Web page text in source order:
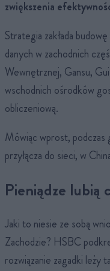
zwiększenia
Strategia zakłada
danych w zachodnich
Wewnętrznej, Gansu,
wschodnich ośrodków
obliczeniową.
Mówiąc wprost, podczas
przyłącza do sieci, w
Pieniądze lubią
Jaki to niesie ze sobą
Zachodzie? HSBC
rozwiązanie zagadki leży